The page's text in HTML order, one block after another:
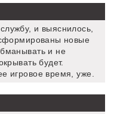
и выяснилось,
сформированы новые
и не
будет.
игровое время, уже.